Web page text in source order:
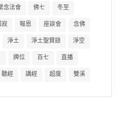
念法會 佛七 冬至
寂 報恩 座談會 念佛
淨土 淨土聖賢錄 淨空
牌位 百七 直播
聽經 講經 超度 雙溪